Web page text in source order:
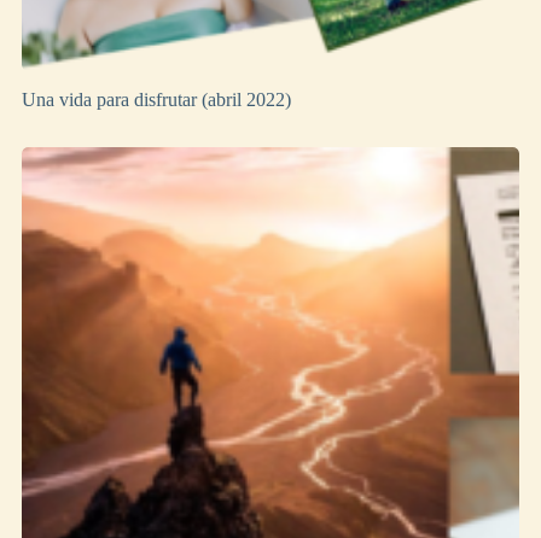
Una vida para disfrutar (abril 2022)